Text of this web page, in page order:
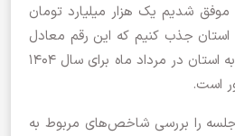
شدیم یک هزار میلیارد تومان
استان جذب کنیم که این رقم معادل
۲۵ درصد اعتبارات ابلاغی به استان در مرداد ماه برای سال ۱۴۰۴
است.
را بررسی شاخص‌های مربوط به